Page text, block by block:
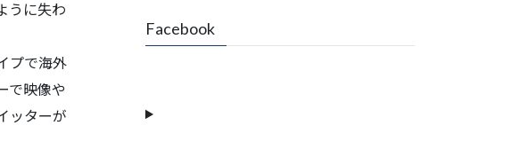
うに失わ
プで海外
で映像や
ッターが
Facebook